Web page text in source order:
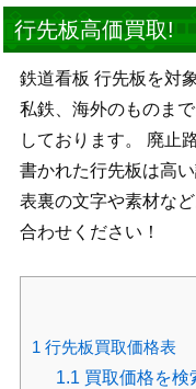
行先板高価買取!
鉄道看板 行先板を対
私鉄、海外のものま
しております。 廃止
書かれた行先板は高
表裏の文字や素材な
合わせください！
1行先板買取価格表
1.1 買取価格を検